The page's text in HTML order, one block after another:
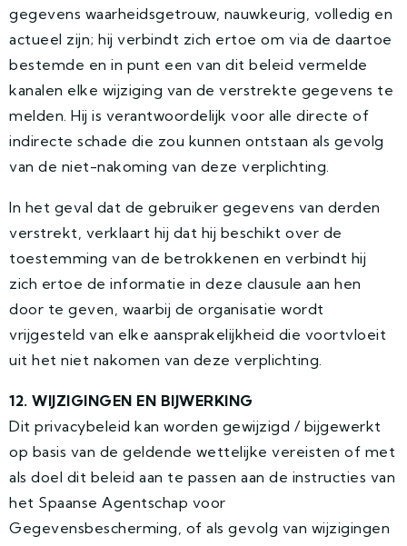
gegevens waarheidsgetrouw, nauwkeurig, volledig en
actueel zijn; hij verbindt zich ertoe om via de daartoe
bestemde en in punt een van dit beleid vermelde
kanalen elke wijziging van de verstrekte gegevens te
melden. Hij is verantwoordelijk voor alle directe of
indirecte schade die zou kunnen ontstaan als gevolg
van de niet-nakoming van deze verplichting.
In het geval dat de gebruiker gegevens van derden
verstrekt, verklaart hij dat hij beschikt over de
toestemming van de betrokkenen en verbindt hij
zich ertoe de informatie in deze clausule aan hen
door te geven, waarbij de organisatie wordt
vrijgesteld van elke aansprakelijkheid die voortvloeit
uit het niet nakomen van deze verplichting.
12. WIJZIGINGEN EN BIJWERKING
Dit privacybeleid kan worden gewijzigd / bijgewerkt
op basis van de geldende wettelijke vereisten of met
als doel dit beleid aan te passen aan de instructies van
het Spaanse Agentschap voor
Gegevensbescherming, of als gevolg van wijzigingen